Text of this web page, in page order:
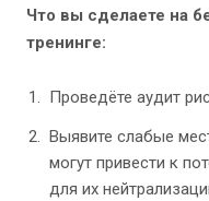
Что вы сделаете на
тренинге:
Проведёте аудит
Выявите слабые
могут привести к
для их